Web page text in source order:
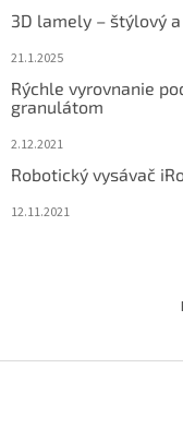
3D lamely – štýlový
21.1.2025
Rýchle vyrovnanie
granulátom
2.12.2021
Robotický vysávač
12.11.2021